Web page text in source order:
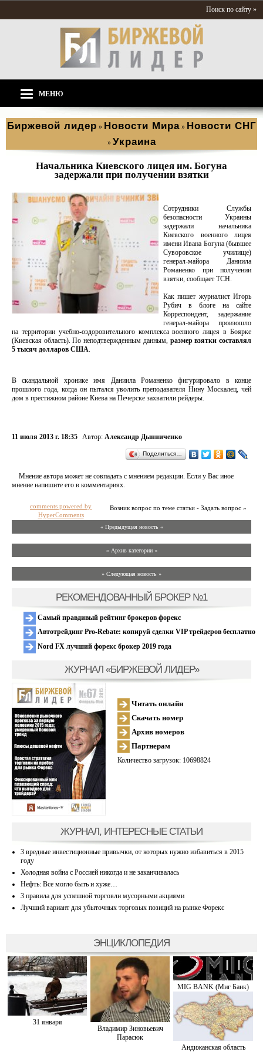
Поиск по сайту »
МЕНЮ
Биржевой лидер » Новости Мира » Новости СНГ
» Украина
Начальника Киевского лицея им. Богуна
задержали при получении взятки
Сотрудники Службы
безопасности Украины
задержали начальника
Киевского военного лицея
имени Ивана Богуна (бывшее
Суворовское училище)
генерал-майора Даниила
Романенко при получении
взятки, сообщает ТСН.
Как пишет журналист Игорь
Рубич в блоге на сайте
Корреспондент, задержание
генерал-майора произошло
на территории учебно-оздоровительного комплекса военного лицея в Боярке
(Киевская область). По неподтвержденным данным, размер взятки составлял
5 тысяч долларов США.
В скандальной хронике имя Даниила Романенко фигурировало в конце
прошлого года, когда он пытался уволить преподавателя Нину Москалец, чей
дом в престижном районе Киева на Печерске захватили рейдеры.
11 июля 2013 г. 18:35 Автор: Александр Дынниченко
Поделиться…
Мнение автора может не совпадать с мнением редакции. Если у Вас иное
мнение напишите его в комментариях.
Возник вопрос по теме статьи - Задать вопрос »
comments powered by
HyperComments
« Предыдущая новость «
» Архив категории «
» Следующая новость »
РЕКОМЕНДОВАННЫЙ БРОКЕР №1
Самый правдивый рейтинг брокеров форекс
Автотрейдинг Pro-Rebate: копируй сделки VIP трейдеров бесплатно
Nord FX лучший форекс брокер 2019 года
ЖУРНАЛ «БИРЖЕВОЙ ЛИДЕР»
Читать онлайн
Скачать номер
Архив номеров
Партнерам
Количество загрузок: 10698824
ЖУРНАЛ, ИНТЕРЕСНЫЕ СТАТЬИ
3 вредные инвестиционные привычки, от которых нужно избавиться в 2015
году
Холодная война с Россией никогда и не заканчивалась
Нефть: Все могло быть и хуже…
3 правила для успешной торговли мусорными акциями
Лучший вариант для убыточных торговых позиций на рынке Форекс
ЭНЦИКЛОПЕДИЯ
31 января
Владимир Зиновьевич
Парасюк
MIG BANK (Миг Банк)
Андижанская область